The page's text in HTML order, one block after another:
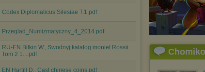
Codex Diplomaticus Silesiae T.1.pdf
Przeglad_Numizmatyczny_4_2014.pdf
RU-EN Bitkin W., Swodnyj katałog moniet Rossii
Tom 2 1....pdf
EN Hartill D., Cast chinese coins.pdf